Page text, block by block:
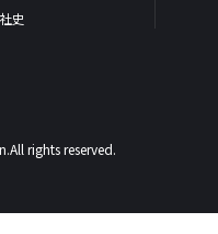
社史
rights reserved.